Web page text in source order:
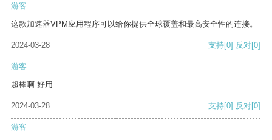
游客
这款加速器VPM应用程序可以给你提供全球覆盖和最高安全性的连接。
2024-03-28 支持[0] 反对[0]
游客
超棒啊 好用
2024-03-28 支持[0] 反对[0]
游客